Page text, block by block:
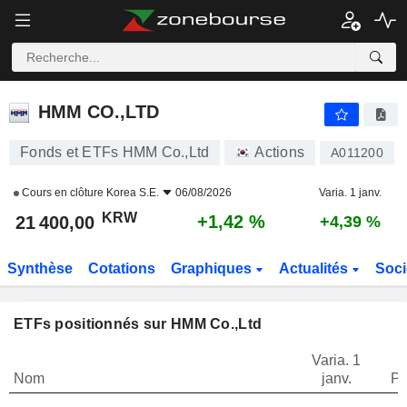
HMM CO.,LTD
HMM CO.,LTD
Fonds et ETFs HMM Co.,Ltd Actions A011200
Cours en clôture Korea S.E. 06/08/2026 Varia. 1 janv.
21 400,00 KRW +1,42 % +4,39 %
Synthèse Cotations Graphiques Actualités
ETFs positionnés sur HMM Co.,Ltd
Nom
Varia. 1
janv.